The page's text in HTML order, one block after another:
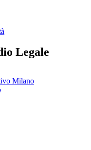
Legale
Milano